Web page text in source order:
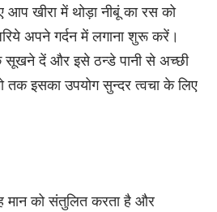
खीरा में थोड़ा नीबूं का रस को
अपने गर्दन में लगाना शुरू करें।
दें और इसे ठन्डे पानी से अच्छी
तक इसका उपयोग सुन्दर त्वचा के लिए
मान को संतुलित करता है और